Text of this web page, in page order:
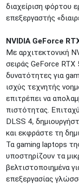
διαχείριση φόρτου
επεξεργαστής
NVIDIA GeForce
Με αρχιτεκτονική
σειράς GeForce
δυνατότητες για
ισχύς τεχνητής
επιτρέπει να
πιστότητας.
DLSS 4,
και εκφράστε τη
Τα gaming laptops
υποστηρίζουν τα
βελτιστοποιημένα
επεξεργασίας